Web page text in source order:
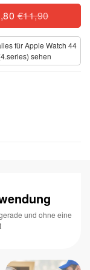
€11,90
für Apple Watch 44
sehen
und ohne eine